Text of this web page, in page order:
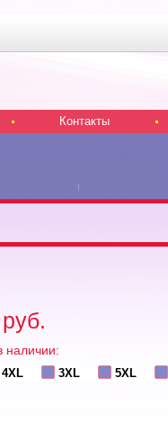
Контакты
наличии:
4XL 3XL 5XL